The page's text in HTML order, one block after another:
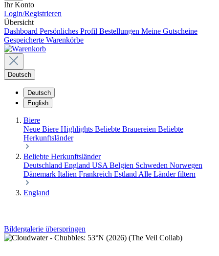
Ihr Konto
Login/Registrieren
Übersicht
Dashboard Persönliches Profil Bestellungen Meine Gutscheine
Gespeicherte Warenkörbe
Deutsch
Deutsch
English
Biere
Neue Biere Highlights Beliebte Brauereien Beliebte
Herkunftsländer
Beliebte Herkunftsländer
Deutschland England USA Belgien Schweden Norwegen
Dänemark Italien Frankreich Estland Alle Länder filtern
England
Bildergalerie überspringen